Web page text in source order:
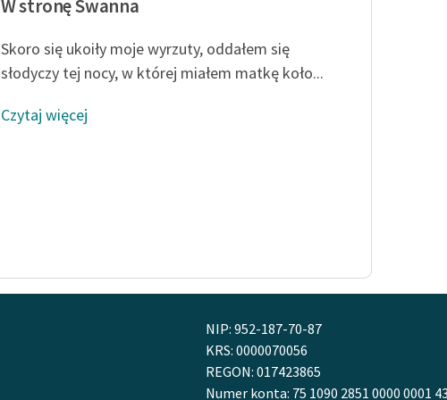
W stronę Swanna
Skoro się ukoiły moje wyrzuty, oddałem się
słodyczy tej nocy, w której miałem matkę koło...
Czytaj więcej
NIP: 952-187-70-87
KRS: 0000070056
REGON: 017423865
Numer konta: 75 1090 2851 0000 0001